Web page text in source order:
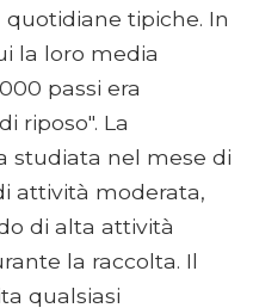
tipiche. In
la loro media
passi era
riposo". La
studiata nel mese di
attività moderata,
di alta attività
la raccolta. Il
qualsiasi